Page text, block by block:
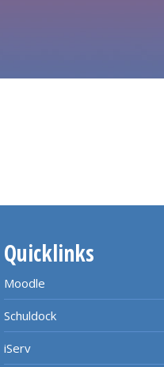
Quicklinks
Moodle
Schuldock
iServ